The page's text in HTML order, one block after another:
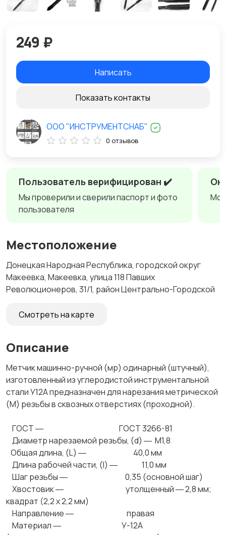
Пользователь верифицирован ✔️
Мы проверили и сверили паспорт и фото
пользователя
Местоположение
Донецкая Народная Республика, городской округ
Макеевка, Макеевка, улица 118 Павших
Революционеров, 31/1, район Центрально-Городской
Смотреть на карте
Описание
Метчик машинно-ручной (мр) одинарный (штучный),
изготовленный из углеродистой инструментальной
стали У12А предназначен для нарезания метрической
(М) резьбы в сквозных отверстиях (проходной).
ГОСТ ― ГОСТ 3266-81
Диаметр нарезаемой резьбы, (d) ― М1,8
Общая длина, (L) ― 40,0 мм
Длина рабочей части, (l) ― 11,0 мм
Шаг резьбы ― 0,35 (основной шаг)
Хвостовик ― утолщенный ― 2,8 мм;
квадрат (2,2 х 2,2 мм)
Направление ― правая
Материал ― У-12А
249 ₽
Написать
Показать контакты
ООО "ИНСТРУМЕНТСНАБ"
0 отзывов